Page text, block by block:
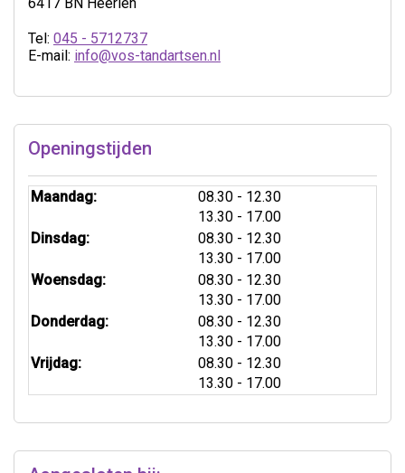
Tel: 045 - 5712737
E-mail: info@vos-tandartsen.nl
Openingstijden
Maandag: 08.30 tot
- 12.30
13.30 tot
- 17.00
Dinsdag:
08.30 tot
- 12.30
13.30 tot
- 17.00
Woensdag:
08.30 tot
- 12.30
13.30 tot
- 17.00
Donderdag:
08.30 tot
- 12.30
13.30 tot
- 17.00
Vrijdag:
08.30 tot
- 12.30
13.30 tot
- 17.00